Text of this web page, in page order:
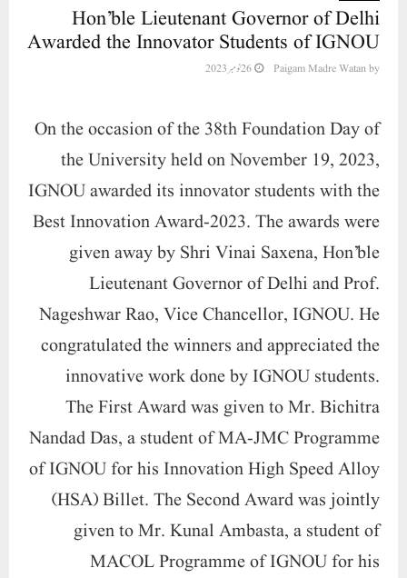
Hon’ble Lieutenant Governor of Delhi
Awarded the Innovator Students of IGNOU
by
Paigam Madre Watan 26 نومبر 2023
On the occasion of the 38th Foundation Day of
the University held on November 19, 2023,
IGNOU awarded its innovator students with the
Best Innovation Award-2023. The awards were
given away by Shri Vinai Saxena, Hon’ble
Lieutenant Governor of Delhi andProf.
Nageshwar Rao, Vice Chancellor, IGNOU. He
congratulated the winners and appreciated the
innovative work done by IGNOU students.
TheFirst Awardwas given toMr. Bichitra
Nandad Das, a student of MA-JMC Programme
of IGNOU for his InnovationHigh Speed Alloy
(HSA) Billet. The Second Awardwas jointly
given toMr. Kunal Ambasta, a student of
MACOL Programme of IGNOU for his